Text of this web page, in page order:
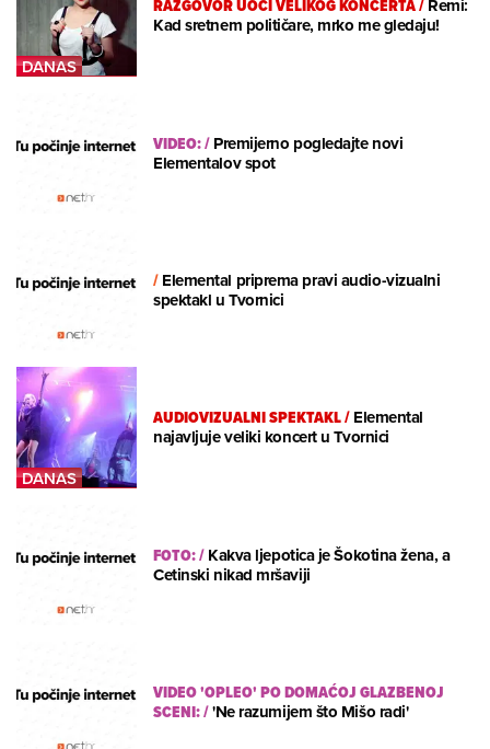
RAZGOVOR UOČI VELIKOG KONCERTA/Remi:
Kad sretnem političare, mrko me gledaju!
VIDEO:/Premijerno pogledajte novi
Elementalov spot
/Elemental priprema pravi audio-vizualni
spektakl u Tvornici
AUDIOVIZUALNI SPEKTAKL/Elemental
najavljuje veliki koncert u Tvornici
FOTO:/Kakva ljepotica je Šokotina žena, a
Cetinski nikad mršaviji
VIDEO 'OPLEO' PO DOMAĆOJ GLAZBENOJ
SCENI:/'Ne razumijem što Mišo radi'